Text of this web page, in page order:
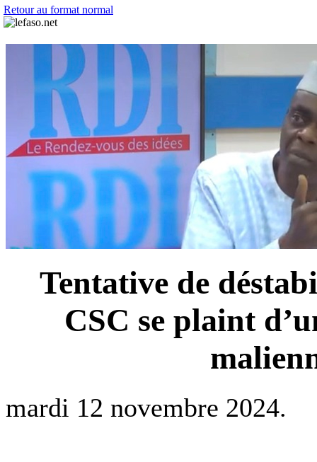
Retour au format normal
Tentative de
CSC se plaint
mardi 12 novembre 2024.